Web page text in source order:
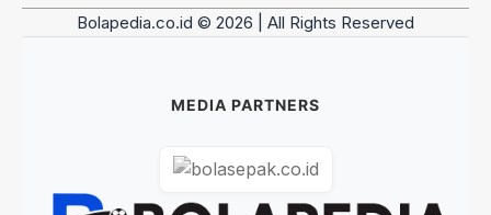
Bolapedia.co.id © 2026 | All Rights Reserved
MEDIA PARTNERS